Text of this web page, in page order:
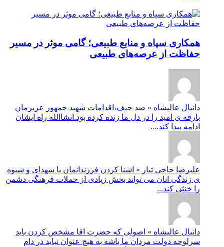
همکاری سپاه و منابع طبیعی؛ گامی موثر در مسیر
حفاظت از عرصه‌های طبیعی
دانیال عالیشاه » صد حبف،اقدامات شهید جمهور عزیزمان
بارقه ی امید را در دل ما زنده کرده بود.انشاالله راه ایشان
ادامه پیدا کند....
علیرضا حاجی تبار » اشنا کردن فرزندانمان با شهدای و شیوه
ی زندگی انان می تواند بخش زیادی از حملات فرهنگی دشمن
را خنثی کند...
دانیال عالیشاه » اصولی که حضرت اقا مشخص کردن باید
سرلوحه دولت مردان ما باشه به هیچ عنوان نباید در دام